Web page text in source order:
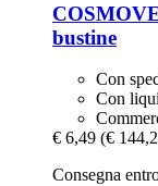
bustine
Con
Con
€ 6,49 (€
Consegna